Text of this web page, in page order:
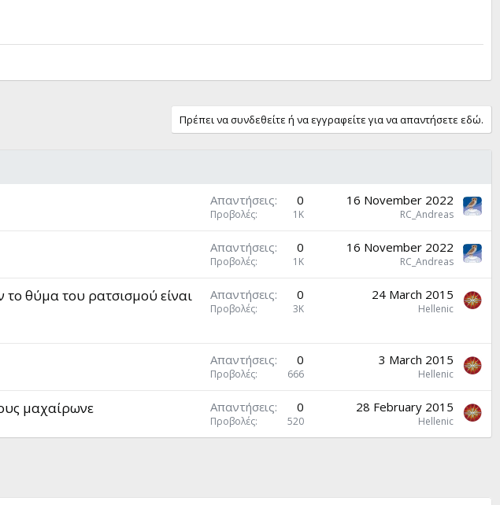
Πρέπει να συνδεθείτε ή να εγγραφείτε για να απαντήσετε εδώ.
Απαντήσεις 0
Προβολές 1K
16 November 2022
RC_Andreas
Απαντήσεις 0
Προβολές 1K
16 November 2022
RC_Andreas
τo θύμα του ρατσισμού είναι
Απαντήσεις 0
Προβολές 3K
24 March 2015
Hellenic
Απαντήσεις 0
Προβολές 666
3 March 2015
Hellenic
μαχαίρωνε Απαντήσεις 0
Προβολές 520
28 February 2015
Hellenic